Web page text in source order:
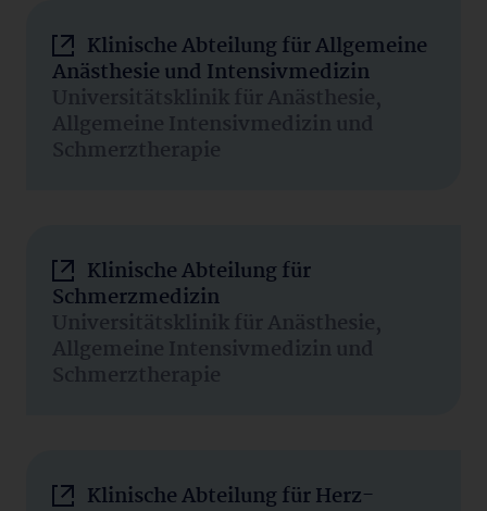
Klinische Abteilung für Allgemeine
Anästhesie und Intensivmedizin
Universitätsklinik für Anästhesie,
Allgemeine Intensivmedizin und
Schmerztherapie
Klinische Abteilung für
Schmerzmedizin
Universitätsklinik für Anästhesie,
Allgemeine Intensivmedizin und
Schmerztherapie
Klinische Abteilung für Herz-